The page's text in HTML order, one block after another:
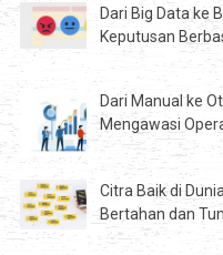
Dari Big Data ke
Keputusan
Dari Manual ke
Mengawasi
Citra Baik di
Bertahan dan